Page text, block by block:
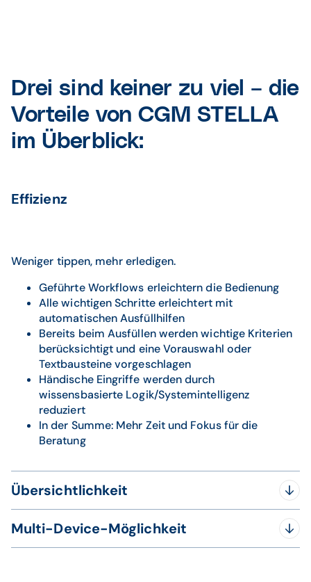
Drei sind keiner zu viel – die
Vorteile von CGM STELLA
im Überblick:
Effizienz
Weniger tippen, mehr erledigen.
Geführte Workflows erleichtern die Bedienung
Alle wichtigen Schritte erleichtert mit
automatischen Ausfüllhilfen
Bereits beim Ausfüllen werden wichtige Kriterien
berücksichtigt und eine Vorauswahl oder
Textbausteine vorgeschlagen
Händische Eingriffe werden durch
wissensbasierte Logik/Systemintelligenz
reduziert
In der Summe: Mehr Zeit und Fokus für die
Beratung
Übersichtlichkeit
Multi-Device-Möglichkeit